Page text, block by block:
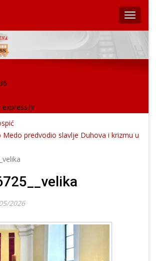
express.hr
Medo predvodio slavlje Duhova i krizmu u
2026